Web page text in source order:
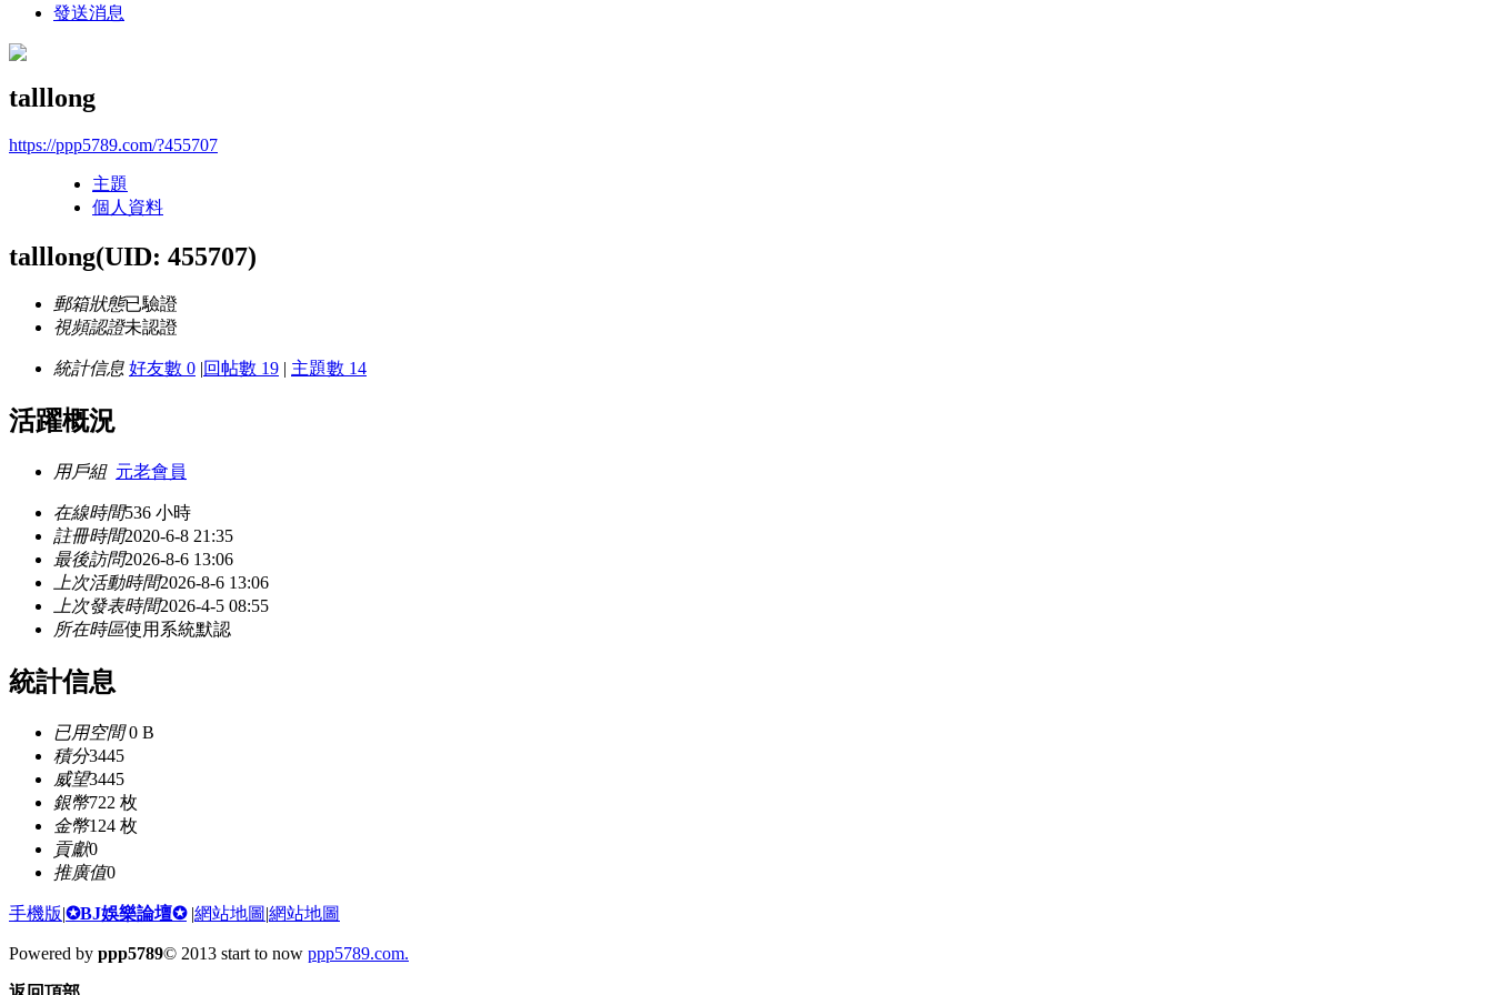
發送消息
talllong
https://ppp5789.com/?455707
主題
個人資料
talllong(UID: 455707)
郵箱狀態已驗證
視頻認證未認證
統計信息 好友數 0 |回帖數 19 | 主題數 14
活躍概況
用戶組 元老會員
在線時間536 小時
註冊時間2020-6-8 21:35
最後訪問2026-8-6 13:06
上次活動時間2026-8-6 13:06
上次發表時間2026-4-5 08:55
所在時區使用系統默認
統計信息
已用空間0 B
積分3445
威望3445
銀幣722 枚
金幣124 枚
貢獻0
推廣值0
手機版|✪BJ娛樂論壇✪ |網站地圖 |網站地圖
Powered by ppp5789© 2013 start to now ppp5789.com.